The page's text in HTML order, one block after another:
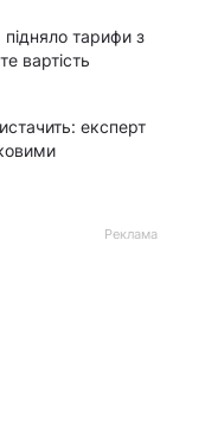
тарифи з
вартість
експерт
Реклама